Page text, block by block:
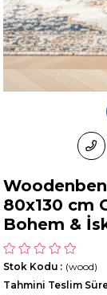
80x130 cm
Bohem &
(wood)
Stok Kodu
Tahmini Teslim